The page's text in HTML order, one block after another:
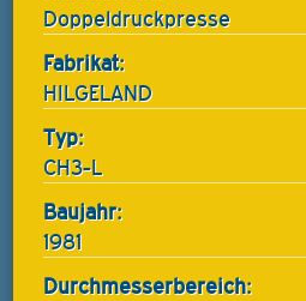
Doppeldruckpresse
Fabrikat:
HILGELAND
Typ:
CH3-L
Baujahr:
1981
Durchmesserbereich: